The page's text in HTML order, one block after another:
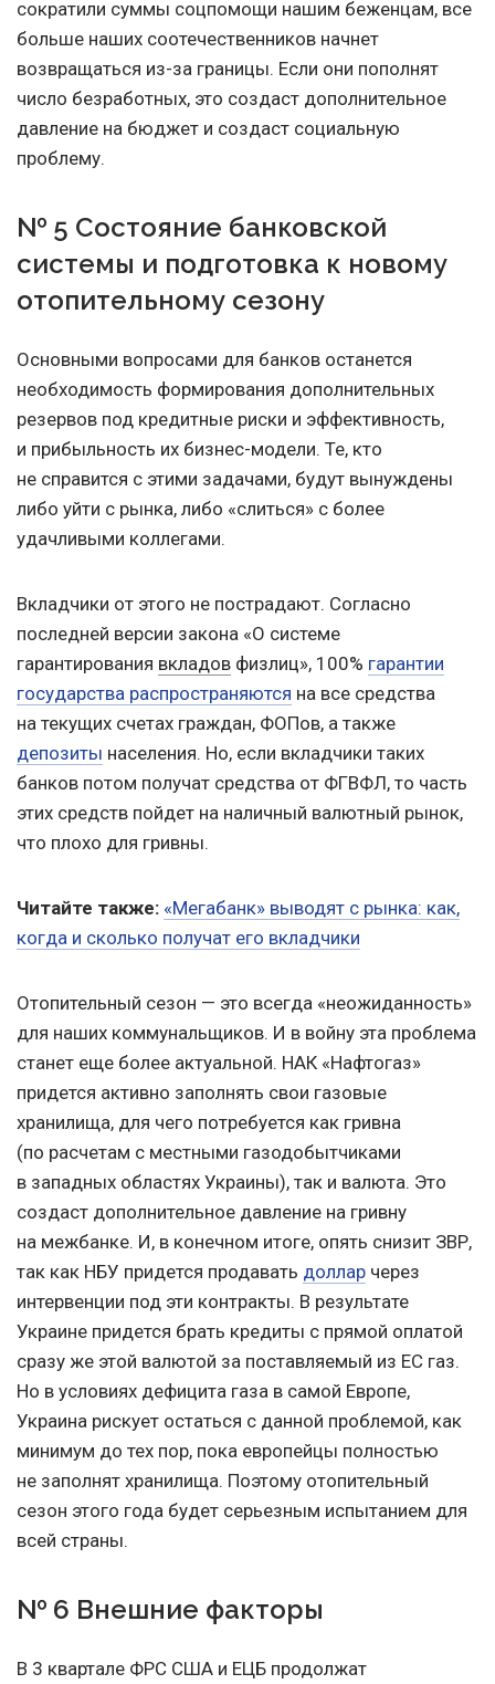
сократили суммы соцпомощи нашим беженцам, все
больше наших соотечественников начнет
возвращаться из-за границы. Если они пополнят
число безработных, это создаст дополнительное
давление на бюджет и создаст социальную
проблему.
№ 5 Состояние банковской
системы и подготовка к новому
отопительному сезону
Основными вопросами для банков останется
необходимость формирования дополнительных
резервов под кредитные риски и эффективность,
и прибыльность их бизнес-модели. Те, кто
не справится с этими задачами, будут вынуждены
либо уйти с рынка, либо «слиться» с более
удачливыми коллегами.
Вкладчики от этого не пострадают. Согласно
последней версии закона «О системе
гарантирования вкладов физлиц», 100% гарантии
государства распространяются на все средства
на текущих счетах граждан, ФОПов, а также
депозиты населения. Но, если вкладчики таких
банков потом получат средства от ФГВФЛ, то часть
этих средств пойдет на наличный валютный рынок,
что плохо для гривны.
Читайте также: «Мегабанк» выводят с рынка: как,
когда и сколько получат его вкладчики
Отопительный сезон — это всегда «неожиданность»
для наших коммунальщиков. И в войну эта проблема
станет еще более актуальной. НАК «Нафтогаз»
придется активно заполнять свои газовые
хранилища, для чего потребуется как гривна
(по расчетам с местными газодобытчиками
в западных областях Украины), так и валюта. Это
создаст дополнительное давление на гривну
на межбанке. И, в конечном итоге, опять снизит ЗВР,
так как НБУ придется продавать доллар через
интервенции под эти контракты. В результате
Украине придется брать кредиты с прямой оплатой
сразу же этой валютой за поставляемый из ЕС газ.
Но в условиях дефицита газа в самой Европе,
Украина рискует остаться с данной проблемой, как
минимум до тех пор, пока европейцы полностью
не заполнят хранилища. Поэтому отопительный
сезон этого года будет серьезным испытанием для
всей страны.
№ 6 Внешние факторы
В 3 квартале ФРС США и ЕЦБ продолжат